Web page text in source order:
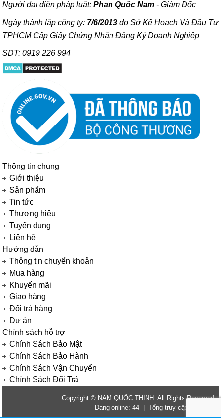
Người đại diện pháp luật: Phan Quốc Nam - Giám Đốc
Ngày thành lập công ty: 7/6/2013 do Sở Kế Hoạch Và Đầu Tư
TPHCM Cấp Giấy Chứng Nhận Đăng Ký Doanh Nghiệp
SDT: 0919 226 994
Thông tin chung
Giới thiệu
Sản phẩm
Tin tức
Thương hiệu
Tuyển dụng
Liên hệ
Hướng dẫn
Thông tin chuyển khoản
Mua hàng
Khuyến mãi
Giao hàng
Đổi trả hàng
Dự án
Chính sách hỗ trợ
Chính Sách Bảo Mật
Chính Sách Bảo Hành
Chính Sách Vận Chuyển
Chính Sách Đổi Trả
Copyright © NAM QUỐC THỊNH. All Rights Reserved.
Đang online: 44 | Tổng truy cập: 2820363